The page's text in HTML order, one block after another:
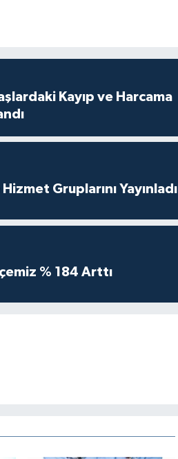
Kayıp ve Harcama
Gruplarını Yayınladı
% 184 Arttı